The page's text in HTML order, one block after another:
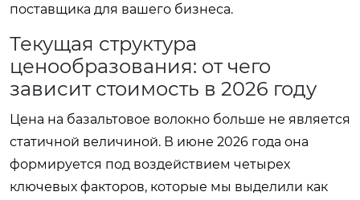
поставщика для вашего бизнеса.
Текущая структура
ценообразования: от чего
зависит стоимость в 2026 году
Цена на базальтовое волокно больше не является
статичной величиной. В июне 2026 года она
формируется под воздействием четырех
ключевых факторов, которые мы выделили как